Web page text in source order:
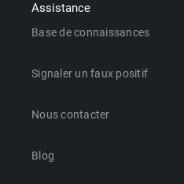
Assistance
Base de connaissances
Signaler un faux positif
Nous contacter
Blog